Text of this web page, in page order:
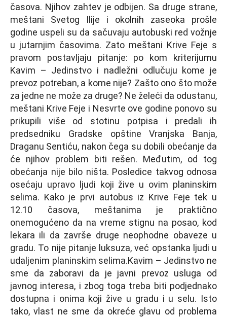
časova. Njihov zahtev je odbijen. Sa druge strane,
meštani Svetog Ilije i okolnih zaseoka prošle
godine uspeli su da sačuvaju autobuski red vožnje
u jutarnjim časovima. Zato meštani Krive Feje s
pravom postavljaju pitanje: po kom kriterijumu
Kavim – Jedinstvo i nadležni odlučuju kome je
prevoz potreban, a kome nije? Zašto ono što može
za jedne ne može za druge? Ne želeći da odustanu,
meštani Krive Feje i Nesvrte ove godine ponovo su
prikupili više od stotinu potpisa i predali ih
predsedniku Gradske opštine Vranjska Banja,
Draganu Sentiću, nakon čega su dobili obećanje da
će njihov problem biti rešen. Međutim, od tog
obećanja nije bilo ništa. Posledice takvog odnosa
osećaju upravo ljudi koji žive u ovim planinskim
selima. Kako je prvi autobus iz Krive Feje tek u
12.10 časova, meštanima je praktično
onemogućeno da na vreme stignu na posao, kod
lekara ili da završe druge neophodne obaveze u
gradu. To nije pitanje luksuza, već opstanka ljudi u
udaljenim planinskim selima.Kavim – Jedinstvo ne
sme da zaboravi da je javni prevoz usluga od
javnog interesa, i zbog toga treba biti podjednako
dostupna i onima koji žive u gradu i u selu. Isto
tako, vlast ne sme da okreće glavu od problema